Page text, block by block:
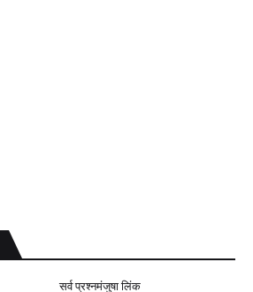
सर्व प्रश्नमंजुषा लिंक